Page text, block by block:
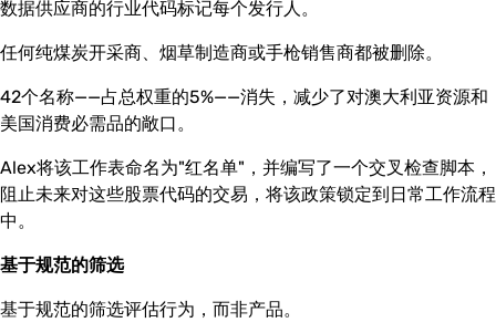
数据供应商的行业代码标记每个发行人。
任何纯煤炭开采商、烟草制造商或手枪销售商都被删除。
42个名称——占总权重的5%——消失，减少了对澳大利亚资源和
美国消费必需品的敞口。
Alex将该工作表命名为"红名单"，并编写了一个交叉检查脚本，
阻止未来对这些股票代码的交易，将该政策锁定到日常工作流程
中。
基于规范的筛选
基于规范的筛选评估行为，而非产品。